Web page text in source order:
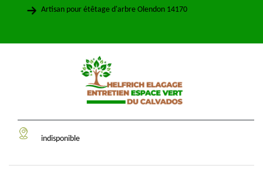
Artisan pour étêtage d'arbre Olendon 14170
indisponible